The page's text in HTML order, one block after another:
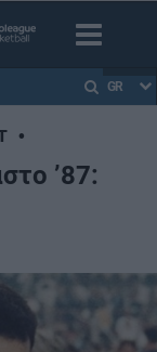
GR
•
’87: